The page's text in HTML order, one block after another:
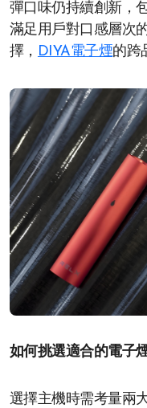
彈口味仍持續創新，
滿足用戶對口感層次
擇， DIYA電子煙的跨
如何挑選適合的電子
選擇主機時需考量兩